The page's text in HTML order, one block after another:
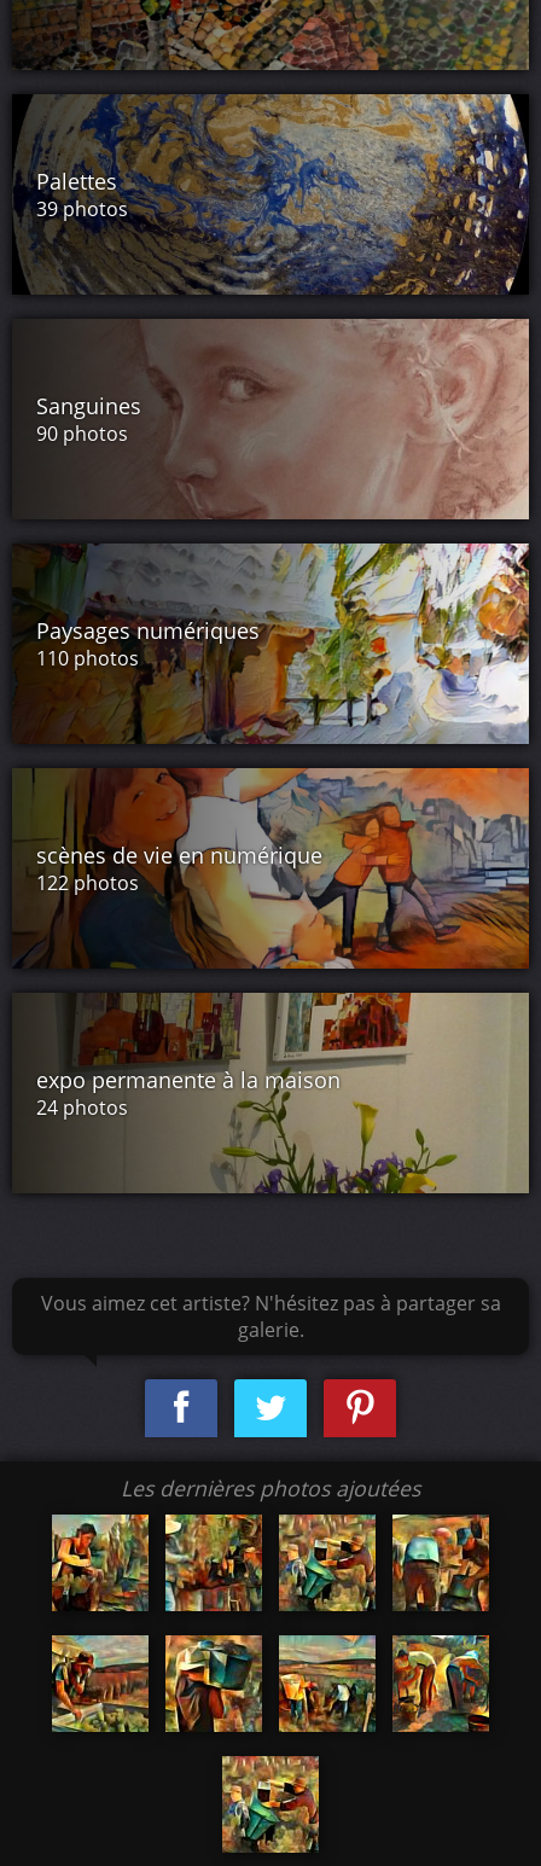
Palettes
39 photos
Sanguines
90 photos
Paysages numériques
110 photos
scènes de vie en numérique
122 photos
expo permanente à la maison
24 photos
Vous aimez cet artiste? N'hésitez pas à partager sa
galerie.
Les dernières photos ajoutées